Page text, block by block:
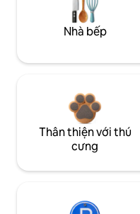
Nhà bếp
Thân thiện với thú
cưng